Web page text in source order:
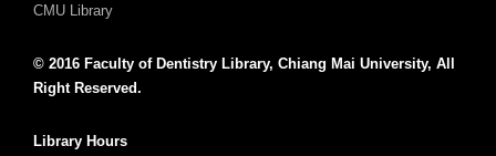
CMU Library
© 2016 Faculty of Dentistry Library, Chiang Mai University, All
Right Reserved.
Library Hours